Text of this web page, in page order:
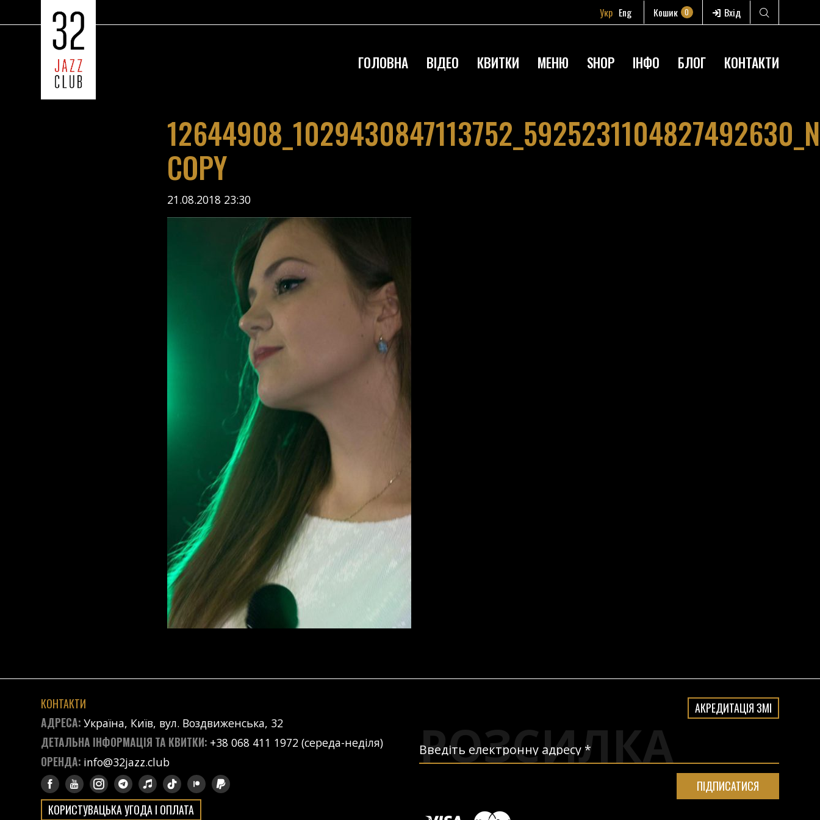
Укр Eng Кошик 0 Вхід
ГОЛОВНА ВІДЕО КВИТКИ МЕНЮ SHOP ІНФО БЛОГ КОНТАКТИ
12644908_1029430847113752_5925231104827492630_N
COPY
21.08.2018 23:30
КОНТАКТИ
АДРЕСА:Україна, Київ, вул. Воздвиженська, 32
ДЕТАЛЬНА ІНФОРМАЦІЯ ТА КВИТКИ: +38 068 411 1972 (середа-неділя)
ОРЕНДА: info@32jazz.club
КОРИСТУВАЦЬКА УГОДА І ОПЛАТА
АКРЕДИТАЦІЯ ЗМІ
РОЗСИЛКА